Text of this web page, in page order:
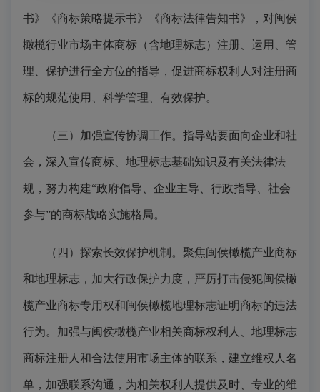
书》《商标策略提示书》《商标法律告知书》，对闽侯
橄榄行业市场主体商标（含地理标志）注册、运用、管
理、保护进行全方位的指导，促进商标权利人对注册商
标的规范使用、科学管理、有效保护。
（三）加强宣传协调工作。 指导站要面向企业和社
会，深入宣传商标、地理标志基础知识及有关法律法
规，努力构建“政府倡导、企业主导、行政指导、社会
参与”的商标战略实施格局。
（四）探索长效保护机制。 聚焦闽侯橄榄产业商标
和地理标志，加大行政保护力度，严厉打击侵犯闽侯橄
榄产业商标专用权和闽侯橄榄地理标志证明商标的违法
行为。加强与闽侯橄榄产业相关商标权利人、地理标志
商标注册人和合法使用市场主体的联系，建立维权人名
单，加强联系沟通，为相关权利人提供及时、专业的维